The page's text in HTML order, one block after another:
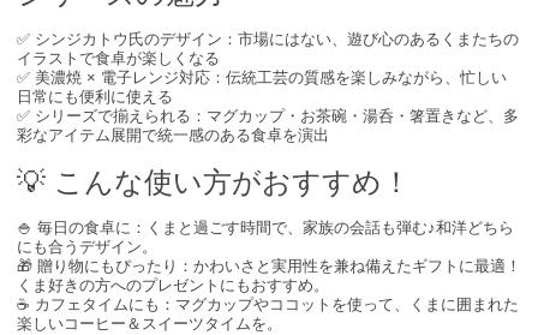
✅ シンジカトウ氏のデザイン：市場にはない、遊び心のあるくまたちの
イラストで食卓が楽しくなる
✅ 美濃焼 × 電子レンジ対応：伝統工芸の質感を楽しみながら、忙しい
日常にも便利に使える
✅ シリーズで揃えられる：マグカップ・お茶碗・湯呑・箸置きなど、多
彩なアイテム展開で統一感のある食卓を演出
💡 こんな使い方がおすすめ！
🍚 毎日の食卓に：くまと過ごす時間で、家族の会話も弾む♪和洋どちら
にも合うデザイン。
🎁 贈り物にもぴったり：かわいさと実用性を兼ね備えたギフトに最適！
くま好きの方へのプレゼントにもおすすめ。
☕ カフェタイムにも：マグカップやココットを使って、くまに囲まれた
楽しいコーヒー＆スイーツタイムを。